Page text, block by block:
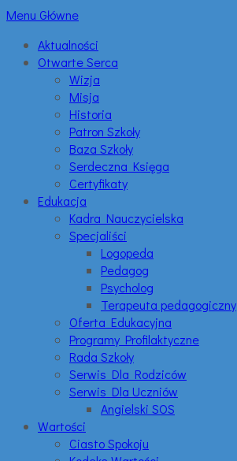
Menu Główne
Aktualności
Otwarte Serca
Wizja
Misja
Historia
Patron Szkoły
Baza Szkoły
Serdeczna Księga
Certyfikaty
Edukacja
Kadra Nauczycielska
Specjaliści
Logopeda
Pedagog
Psycholog
Terapeuta pedagogiczny
Oferta Edukacyjna
Programy Profilaktyczne
Rada Szkoły
Serwis Dla Rodziców
Serwis Dla Uczniów
Angielski SOS
Wartości
Ciasto Spokoju